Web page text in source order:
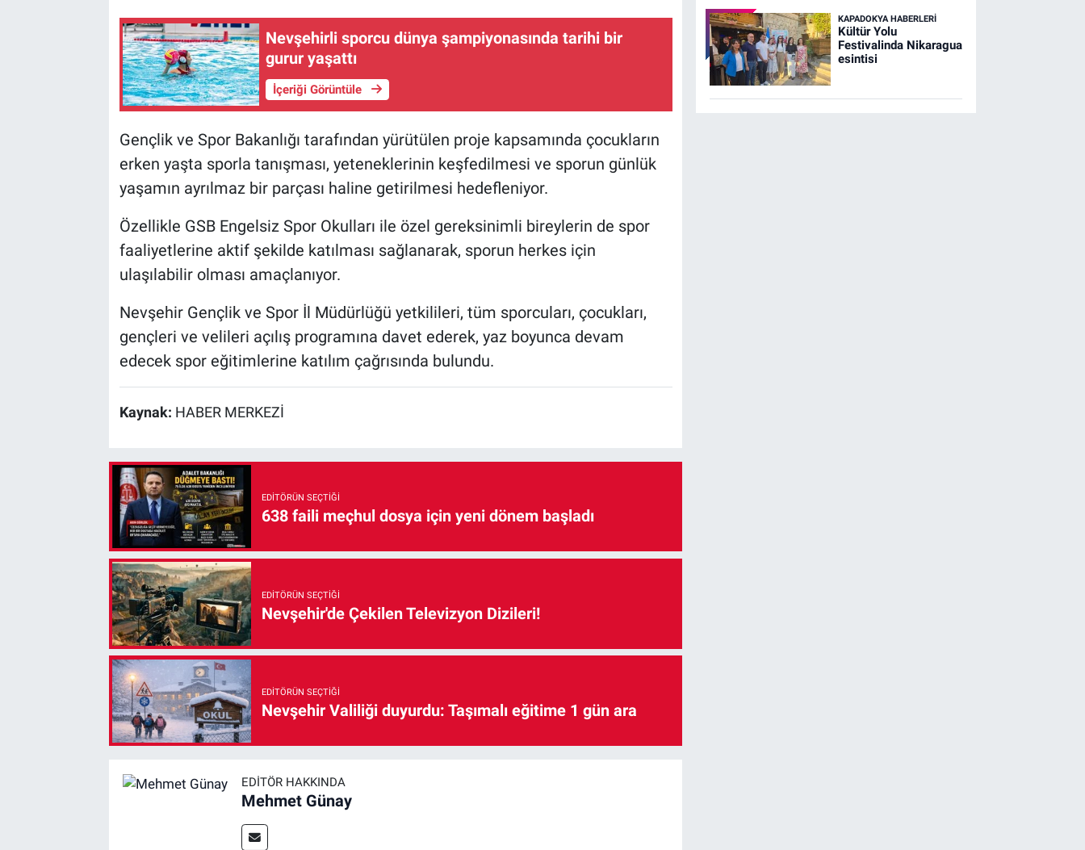
Nevşehirli sporcu dünya şampiyonasında tarihi bir
gurur yaşattı
İçeriği Görüntüle
Gençlik ve Spor Bakanlığı tarafından yürütülen proje kapsamında çocukların
erken yaşta sporla tanışması, yeteneklerinin keşfedilmesi ve sporun günlük
yaşamın ayrılmaz bir parçası haline getirilmesi hedefleniyor.
Özellikle GSB Engelsiz Spor Okulları ile özel gereksinimli bireylerin de spor
faaliyetlerine aktif şekilde katılması sağlanarak, sporun herkes için
ulaşılabilir olması amaçlanıyor.
Nevşehir Gençlik ve Spor İl Müdürlüğü yetkilileri, tüm sporcuları, çocukları,
gençleri ve velileri açılış programına davet ederek, yaz boyunca devam
edecek spor eğitimlerine katılım çağrısında bulundu.
Kaynak: HABER MERKEZİ
EDITÖRÜN SEÇTIĞI
638 faili meçhul dosya için yeni dönem başladı
EDITÖRÜN SEÇTIĞI
Nevşehir'de Çekilen Televizyon Dizileri!
EDITÖRÜN SEÇTIĞI
Nevşehir Valiliği duyurdu: Taşımalı eğitime 1 gün ara
EDITÖR HAKKINDA
Mehmet Günay
KAPADOKYA HABERLERI
Kültür Yolu
Festivalinda Nikaragua
esintisi